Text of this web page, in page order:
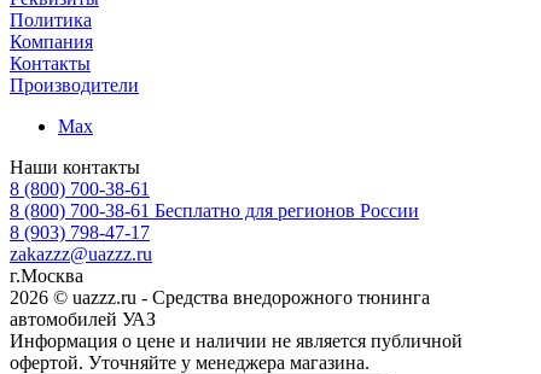
Политика
Компания
Контакты
Производители
Max
Наши контакты
8 (800) 700-38-61
8 (800) 700-38-61 Бесплатно для регионов России
8 (903) 798-47-17
zakazzz@uazzz.ru
г.Москва
2026 © uazzz.ru - Средства внедорожного тюнинга
автомобилей УАЗ
Информация о цене и наличии не является публичной
офертой. Уточняйте у менеджера магазина.